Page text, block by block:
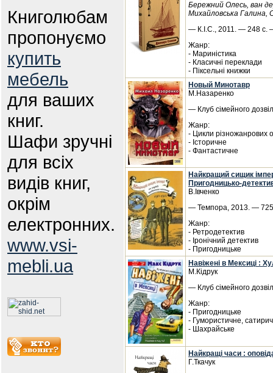
Книголюбам
пропонуємо
купить
мебель
для ваших
книг.
Шафи зручні
для всіх
видів книг,
окрім
електронних.
www.vsi-
mebli.ua
Бережний Олесь, ван
Михайловська Галина,
— К.І.С., 2011. — 248 с.
Жанр:
- Мариністика
- Класичні переклади
- Піксельні книжки
Новый Минотавр
М.Назаренко
— Клуб сімейного
Жанр:
- Цикли різножанрових
- Історичне
- Фантастичне
Найкращий сищик
Пригодницько-
В.Івченко
— Темпора, 2013. —
Жанр:
- Ретродетектив
- Іронічний детектив
- Пригодницьке
Навіжені в Мексиці :
М.Кідрук
— Клуб сімейного
Жанр:
- Пригодницьке
- Гумористичне,
- Шахрайське
Найкращі часи :
Г.Ткачук